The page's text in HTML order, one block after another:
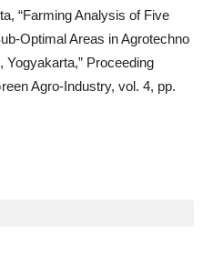
“Farming Analysis of Five
Optimal Areas in Agrotechno
Yogyakarta,” Proceeding
Agro-Industry, vol. 4, pp.